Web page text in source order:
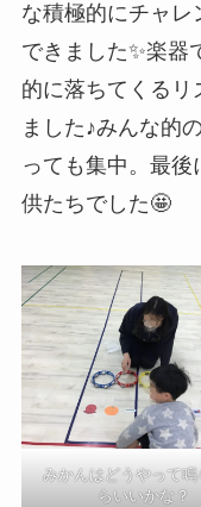
な積極的にチャ
できました✨楽器
的に落ちてくるリ
ました♪みんな的
っても集中。最
供たちでした🤩
みかんはどうやって鳴
らいいかな？